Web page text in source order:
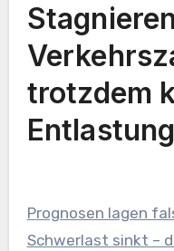
trotzdem
Prognosen lagen falsch: Verkehr stagniert,
Schwerlast sinkt –